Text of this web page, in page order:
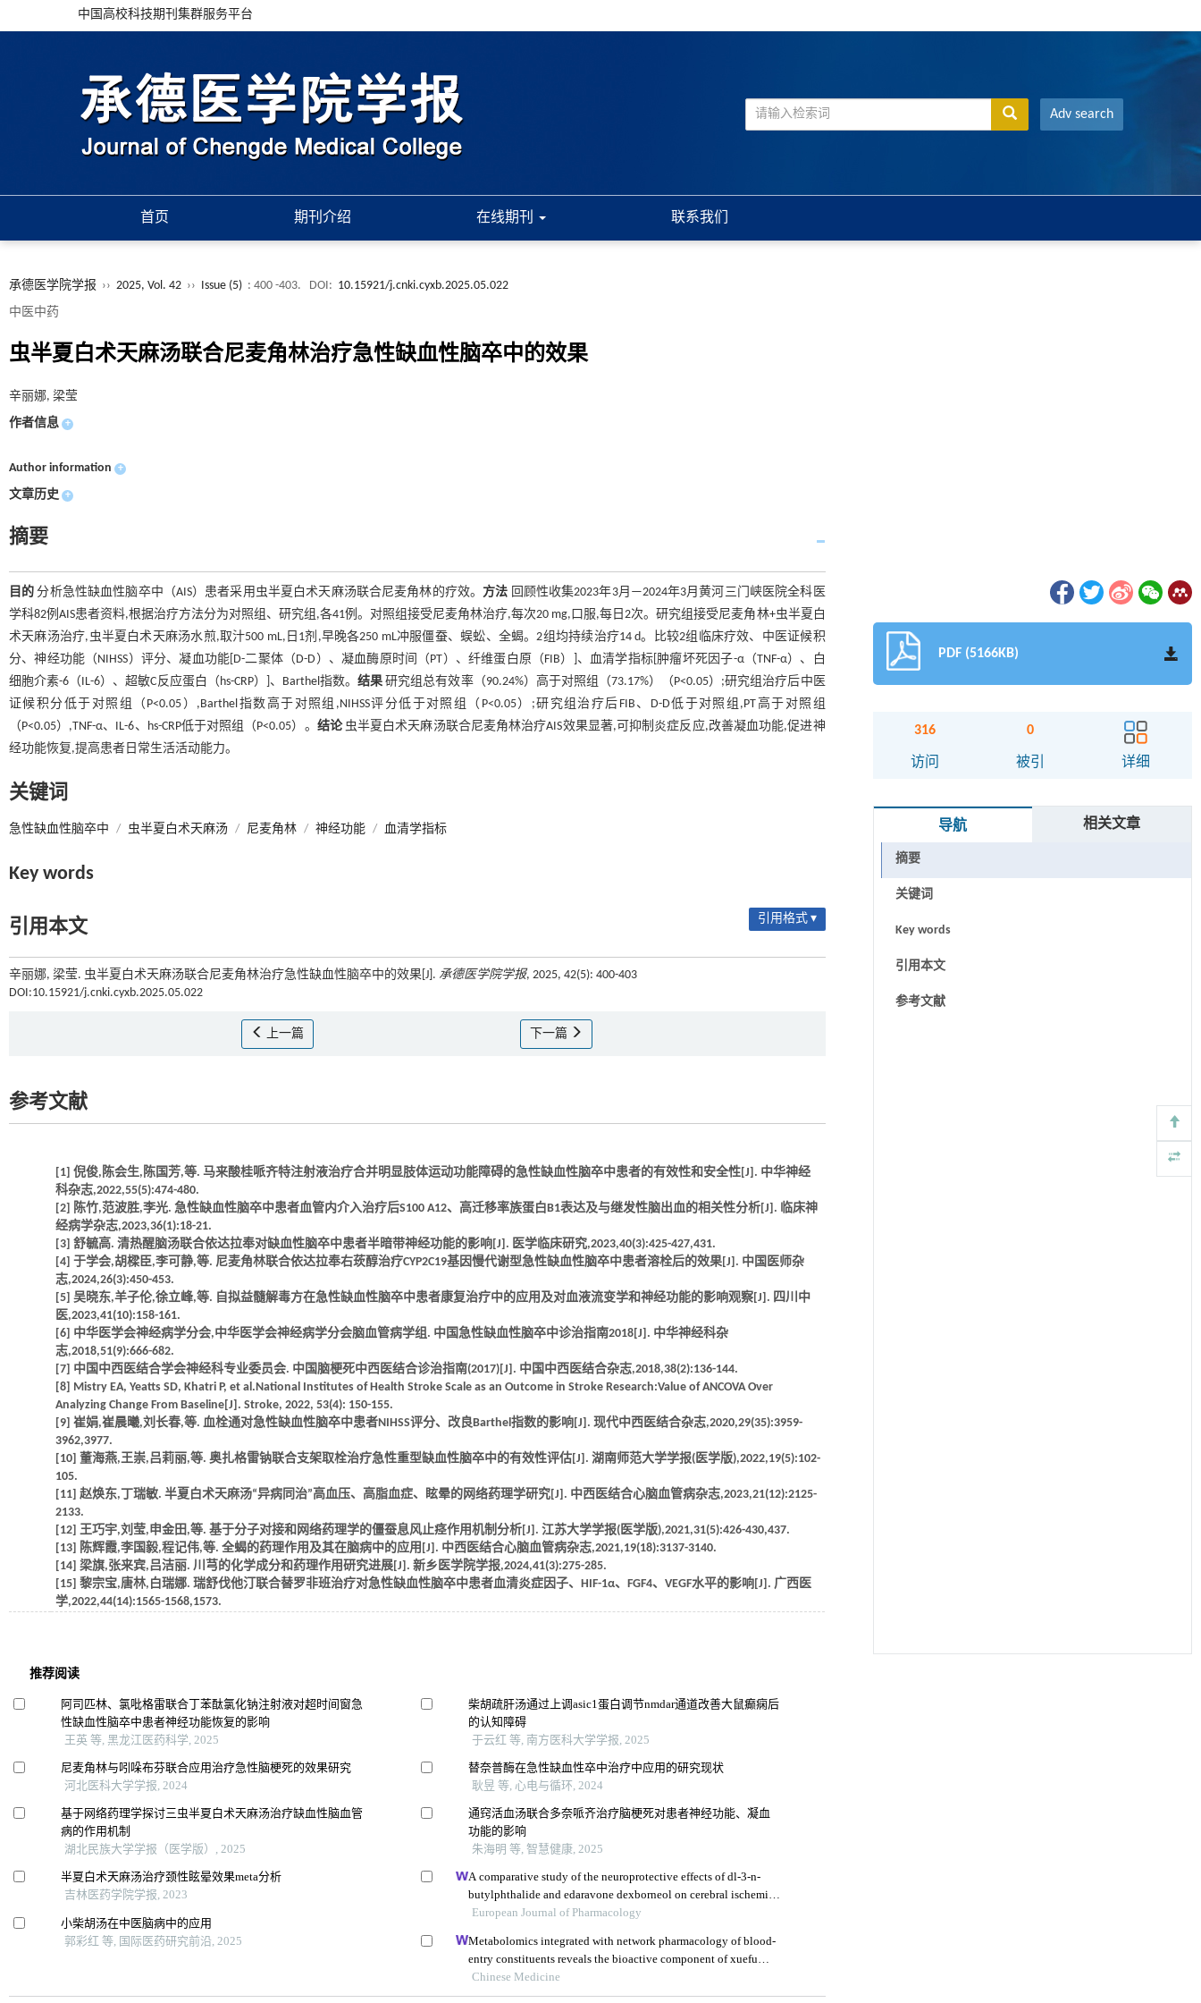
中国高校科技期刊集群服务平台
Adv search
首页 期刊介绍 在线期刊 联系我们
承德医学院学报 ›› 2025, Vol. 42 ›› Issue (5) : 400 -403. DOI: 10.15921/j.cnki.cyxb.2025.05.022
中医中药
虫半夏白术天麻汤联合尼麦角林治疗急性缺血性脑卒中的效果
辛丽娜, 梁莹
作者信息 +
Author information +
文章历史 +
摘要
目的 分析急性缺血性脑卒中（AIS）患者采用虫半夏白术天麻汤联合尼麦角林的疗效。方法 回顾性收集2023年3月—2024年3月黄河三门峡医院全科医
学科82例AIS患者资料,根据治疗方法分为对照组、研究组,各41例。对照组接受尼麦角林治疗,每次20 mg,口服,每日2次。研究组接受尼麦角林+虫半夏白
术天麻汤治疗,虫半夏白术天麻汤水煎,取汁500 mL,日1剂,早晚各250 mL冲服僵蚕、蜈蚣、全蝎。2组均持续治疗14 d。比较2组临床疗效、中医证候积
分、神经功能（NIHSS）评分、凝血功能[D-二聚体（D-D）、凝血酶原时间（PT）、纤维蛋白原（FIB）]、血清学指标[肿瘤坏死因子-α（TNF-α）、白
细胞介素-6（IL-6）、超敏C反应蛋白（hs-CRP）]、Barthel指数。结果 研究组总有效率（90.24%）高于对照组（73.17%）（P<0.05）;研究组治疗后中医
证候积分低于对照组（P<0.05）,Barthel指数高于对照组,NIHSS评分低于对照组（P<0.05）;研究组治疗后FIB、D-D低于对照组,PT高于对照组
（P<0.05）,TNF-α、IL-6、hs-CRP低于对照组（P<0.05）。 结论虫半夏白术天麻汤联合尼麦角林治疗AIS效果显著,可抑制炎症反应,改善凝血功能,促进神
经功能恢复,提高患者日常生活活动能力。
关键词
急性缺血性脑卒中 / 虫半夏白术天麻汤 / 尼麦角林 / 神经功能 / 血清学指标
Key words
引用本文 引用格式 ▾
辛丽娜, 梁莹. 虫半夏白术天麻汤联合尼麦角林治疗急性缺血性脑卒中的效果[J]. 承德医学院学报, 2025, 42(5): 400-403
DOI:10.15921/j.cnki.cyxb.2025.05.022
上一篇 下一篇
参考文献
[1] 倪俊,陈会生,陈国芳,等. 马来酸桂哌齐特注射液治疗合并明显肢体运动功能障碍的急性缺血性脑卒中患者的有效性和安全性[J]. 中华神经
科杂志,2022,55(5):474-480.
[2] 陈竹,范波胜,李光. 急性缺血性脑卒中患者血管内介入治疗后S100 A12、高迁移率族蛋白B1表达及与继发性脑出血的相关性分析[J]. 临床神
经病学杂志,2023,36(1):18-21.
[3] 舒毓高. 清热醒脑汤联合依达拉奉对缺血性脑卒中患者半暗带神经功能的影响[J]. 医学临床研究,2023,40(3):425-427,431.
[4] 于学会,胡樑臣,李可静,等. 尼麦角林联合依达拉奉右莰醇治疗CYP2C19基因慢代谢型急性缺血性脑卒中患者溶栓后的效果[J]. 中国医师杂
志,2024,26(3):450-453.
[5] 吴晓东,羊子伦,徐立峰,等. 自拟益髓解毒方在急性缺血性脑卒中患者康复治疗中的应用及对血液流变学和神经功能的影响观察[J]. 四川中
医,2023,41(10):158-161.
[6] 中华医学会神经病学分会,中华医学会神经病学分会脑血管病学组. 中国急性缺血性脑卒中诊治指南2018[J]. 中华神经科杂
志,2018,51(9):666-682.
[7] 中国中西医结合学会神经科专业委员会. 中国脑梗死中西医结合诊治指南(2017)[J]. 中国中西医结合杂志,2018,38(2):136-144.
[8] Mistry EA, Yeatts SD, Khatri P, et al.National Institutes of Health Stroke Scale as an Outcome in Stroke Research:Value of ANCOVA Over
Analyzing Change From Baseline[J]. Stroke, 2022, 53(4): 150-155.
[9] 崔娟,崔晨曦,刘长春,等. 血栓通对急性缺血性脑卒中患者NIHSS评分、改良Barthel指数的影响[J]. 现代中西医结合杂志,2020,29(35):3959-
3962,3977.
[10] 董海燕,王崇,吕莉丽,等. 奥扎格雷钠联合支架取栓治疗急性重型缺血性脑卒中的有效性评估[J]. 湖南师范大学学报(医学版),2022,19(5):102-
105.
[11] 赵焕东,丁瑞敏. 半夏白术天麻汤“异病同治”高血压、高脂血症、眩晕的网络药理学研究[J]. 中西医结合心脑血管病杂志,2023,21(12):2125-
2133.
[12] 王巧宇,刘莹,申金田,等. 基于分子对接和网络药理学的僵蚕息风止痉作用机制分析[J]. 江苏大学学报(医学版),2021,31(5):426-430,437.
[13] 陈辉霞,李国毅,程记伟,等. 全蝎的药理作用及其在脑病中的应用[J]. 中西医结合心脑血管病杂志,2021,19(18):3137-3140.
[14] 梁旗,张来宾,吕洁丽. 川芎的化学成分和药理作用研究进展[J]. 新乡医学院学报,2024,41(3):275-285.
[15] 黎宗宝,唐林,白瑞娜. 瑞舒伐他汀联合替罗非班治疗对急性缺血性脑卒中患者血清炎症因子、HIF-1α、FGF4、VEGF水平的影响[J]. 广西医
学,2022,44(14):1565-1568,1573.
PDF (5166KB)
316
访问
0
被引 详细
导航 相关文章
摘要
关键词
Key words
引用本文
参考文献